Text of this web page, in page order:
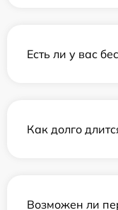
Есть ли у вас
Как долго
Возможен ли